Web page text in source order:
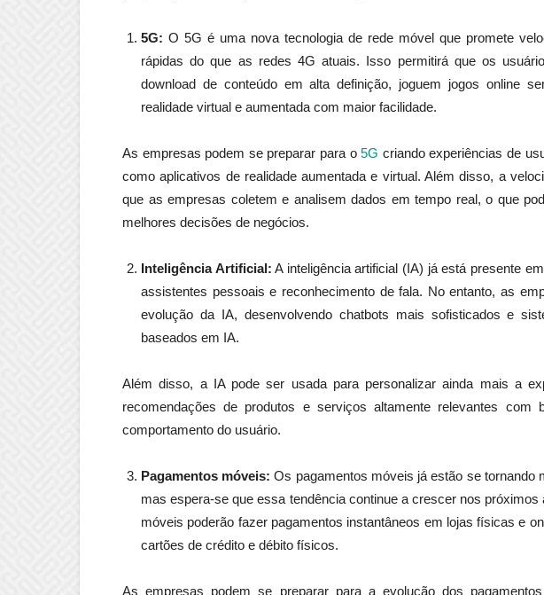
5G: O 5G é uma nova tecnologia de rede móvel que promete
rápidas do que as redes 4G atuais. Isso permitirá que os
download de conteúdo em alta definição, joguem jogos online
realidade virtual e aumentada com maior facilidade.
As empresas podem se preparar para o5G criando experiências de
como aplicativos de realidade aumentada e virtual. Além disso, a
que as empresas coletem e analisem dados em tempo real, o que
melhores decisões de negócios.
Inteligência Artificial: A inteligência artificial (IA) já está presente
assistentes pessoais e reconhecimento de fala. No entanto, as
evolução da IA, desenvolvendo chatbots mais sofisticados e
baseados em IA.
Além disso, a IA pode ser usada para personalizar ainda mais a
recomendações de produtos e serviços altamente relevantes
comportamento do usuário.
Pagamentos móveis: Os pagamentos móveis já estão se tornando
mas espera-se que essa tendência continue a crescer nos
móveis poderão fazer pagamentos instantâneos em lojas físicas e
cartões de crédito e débito físicos.
As empresas podem se preparar para a evolução dos